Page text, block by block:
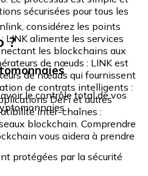
sécurisées pour tous les
considérez les points
LINK alimente les services
les blockchains aux
de nœuds : LINK est
de nœuds qui fournissent
de contrats intelligents :
DeFi et autres
inter-chaînes :
blockchain. Comprendre
vous aidera à prendre
?
le contrôle total de vos
protégées par la sécurité